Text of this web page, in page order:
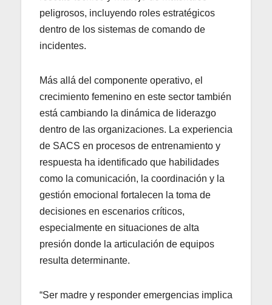
peligrosos, incluyendo roles estratégicos
dentro de los sistemas de comando de
incidentes.
Más allá del componente operativo, el
crecimiento femenino en este sector también
está cambiando la dinámica de liderazgo
dentro de las organizaciones. La experiencia
de SACS en procesos de entrenamiento y
respuesta ha identificado que habilidades
como la comunicación, la coordinación y la
gestión emocional fortalecen la toma de
decisiones en escenarios críticos,
especialmente en situaciones de alta
presión donde la articulación de equipos
resulta determinante.
“Ser madre y responder emergencias implica